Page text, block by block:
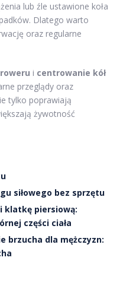
lub źle ustawione koła
Dlatego warto
oraz regularne
i centrowanie kół
przeglądy oraz
tylko poprawiają
żywotność
siłowego bez sprzętu
klatkę piersiową:
części ciała
brzucha dla mężczyzn: